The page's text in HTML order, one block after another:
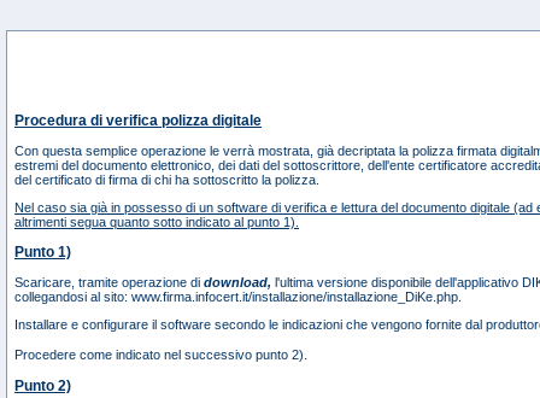
Procedura di verifica polizza digitale
Con questa semplice operazione le verrà mostrata, già decriptata la polizza firmata
estremi del documento elettronico, dei dati del sottoscrittore, dell'ente certificatore
del certificato di firma di chi ha sottoscritto la polizza.
Nel caso sia già in possesso di un software di verifica e lettura del documento digitale
altrimenti segua quanto sotto indicato al punto 1).
Punto 1)
Scaricare, tramite operazione di download, l'ultima versione disponibile dell'applicativo
collegandosi al sito: www.firma.infocert.it/installazione/installazione_DiKe.php
Installare e configurare il software secondo le indicazioni che vengono fornite dal
Procedere come indicato nel successivo punto 2).
Punto 2)